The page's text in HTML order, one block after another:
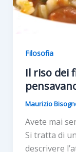
Filosofia
Il riso dei
Maurizio
Avete mai
Si tratta di
descrivere